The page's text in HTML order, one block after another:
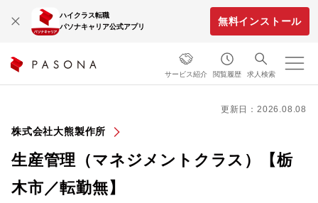
ハイクラス転職
パソナキャリア公式アプリ
無料インストール
サービス紹介 閲覧履歴 求人検索
更新日：2026.08.08
株式会社大熊製作所
生産管理（マネジメントクラス）【栃
木市／転勤無】